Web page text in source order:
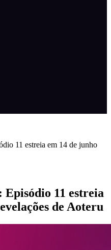
11 estreia em 14 de junho
11 estreia
de Aoteru